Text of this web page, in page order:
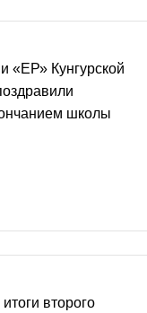
«ЕР» Кунгурской
школы
второго